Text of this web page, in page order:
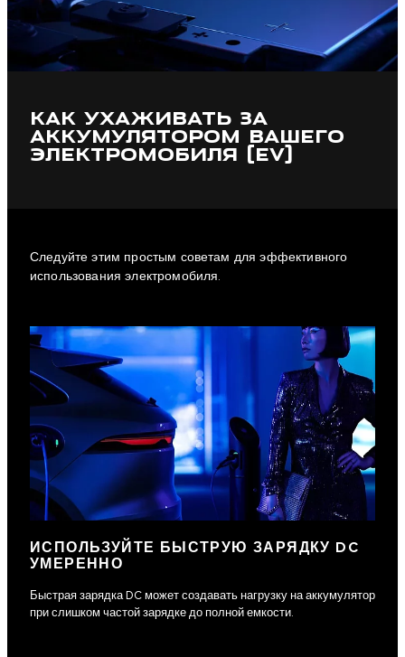
КАК УХАЖИВАТЬ ЗА
АККУМУЛЯТОРОМ ВАШЕГО
ЭЛЕКТРОМОБИЛЯ (EV)
Следуйте этим простым советам для эффективного
использования электромобиля.
ИСПОЛЬЗУЙТЕ БЫСТРУЮ ЗАРЯДКУ DC
УМЕРЕННО
Быстрая зарядка DC может создавать нагрузку на аккумулятор
при слишком частой зарядке до полной емкости.